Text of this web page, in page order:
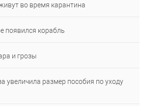
во время карантина
появился корабль
и грозы
увеличила размер пособия по уходу